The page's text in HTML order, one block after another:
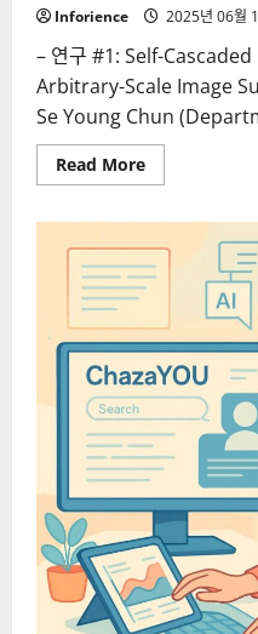
Inforience 2025년 06월
– 연구 #1: Self-
Arbitrary-Scale Image
Se Young Chun
Read MoreRead
more
국
내
HCI
자
들
의
최
신
연
구
결
과
를
소
개
합
니
다.
(3)